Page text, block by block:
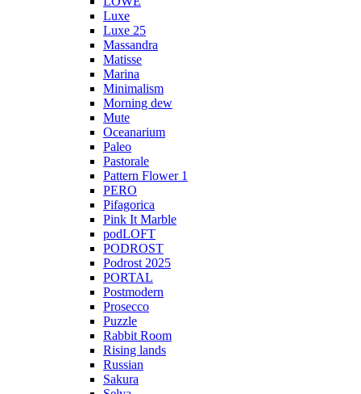
Luxe
Luxe 25
Massandra
Matisse
Marina
Minimalism
Morning dew
Mute
Oceanarium
Paleo
Pastorale
Pattern Flower 1
PERO
Pifagorica
Pink It Marble
podLOFT
PODROST
Podrost 2025
PORTAL
Postmodern
Prosecco
Puzzle
Rabbit Room
Rising lands
Russian
Sakura